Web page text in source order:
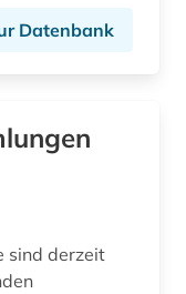
Datenbank
sind derzeit